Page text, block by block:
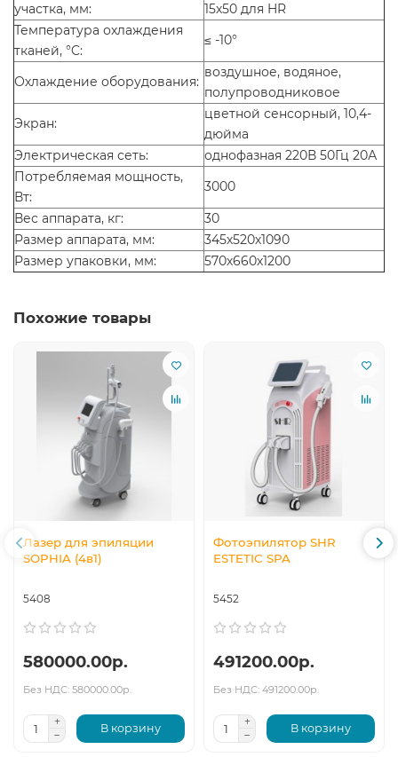
участка, мм:
15х50 для HR
Температура охлаждения
тканей, °C:
≤ -10°
Охлаждение оборудования:
воздушное, водяное,
полупроводниковое
Экран:
цветной сенсорный, 10,4-
дюйма
Электрическая сеть:
однофазная 220В 50Гц 20А
Потребляемая мощность,
Вт:
3000
Вес аппарата, кг:
30
Размер аппарата, мм:
345х520х1090
Размер упаковки, мм:
570х660х1200
Похожие товары
Лазер для эпиляции
SOPHIA (4в1)
5408
580000.00р.
Без НДС: 580000.00р.
В корзину
Фотоэпилятор SHR
ESTETIC SPA
5452
491200.00р.
Без НДС: 491200.00р.
В корзину